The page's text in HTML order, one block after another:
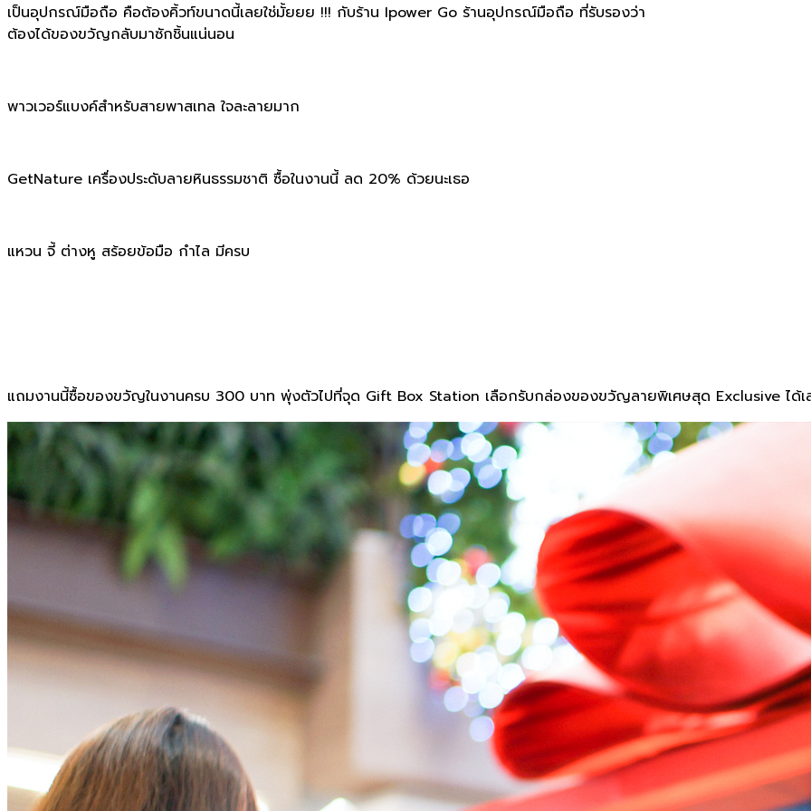
เป็นอุปกรณ์มือถือ คือต้องคิ้วท์ขนาดนี้เลยใช่มั้ยยย !!! กับร้าน Ipower Go ร้านอุปกรณ์มือถือ ที่รับรองว่า
ต้องได้ของขวัญกลับมาซักชิ้นแน่นอน
พาวเวอร์แบงค์สำหรับสายพาสเทล ใจละลายมาก
GetNature เครื่องประดับลายหินธรรมชาติ ซื้อในงานนี้ ลด 20% ด้วยนะเธอ
แหวน จี้ ต่างหู สร้อยข้อมือ กำไล มีครบ
แถมงานนี้ซื้อของขวัญในงานครบ 300 บาท พุ่งตัวไปที่จุด Gift Box Station เลือกรับกล่องของขวัญลายพิเศษสุด Exclusive ได้เ